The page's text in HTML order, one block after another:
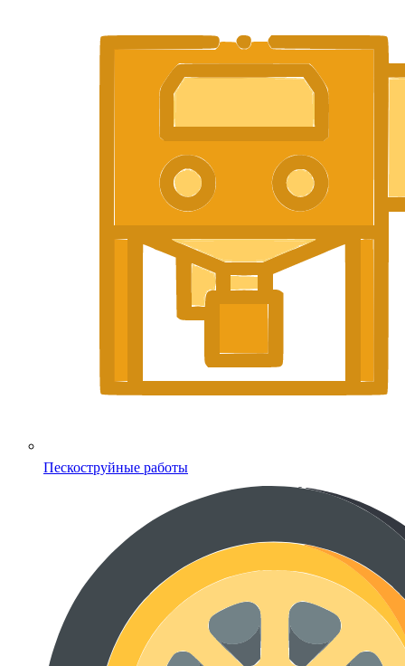
Пескоструйные работы